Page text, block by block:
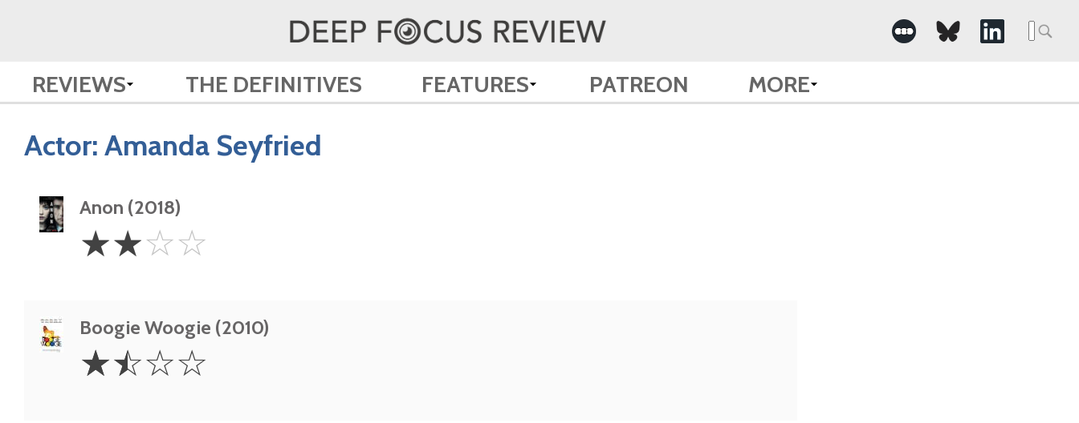
REVIEWS THE DEFINITIVES FEATURES PATREON MORE
Actor: Amanda Seyfried
Anon (2018)
Stars
☆☆☆☆
Boogie Woogie (2010)
1.5
Stars
☆☆☆☆